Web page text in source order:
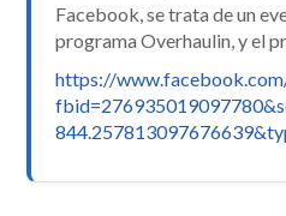
Facebook, se trata de un
programa Overhaulin, y el
https://